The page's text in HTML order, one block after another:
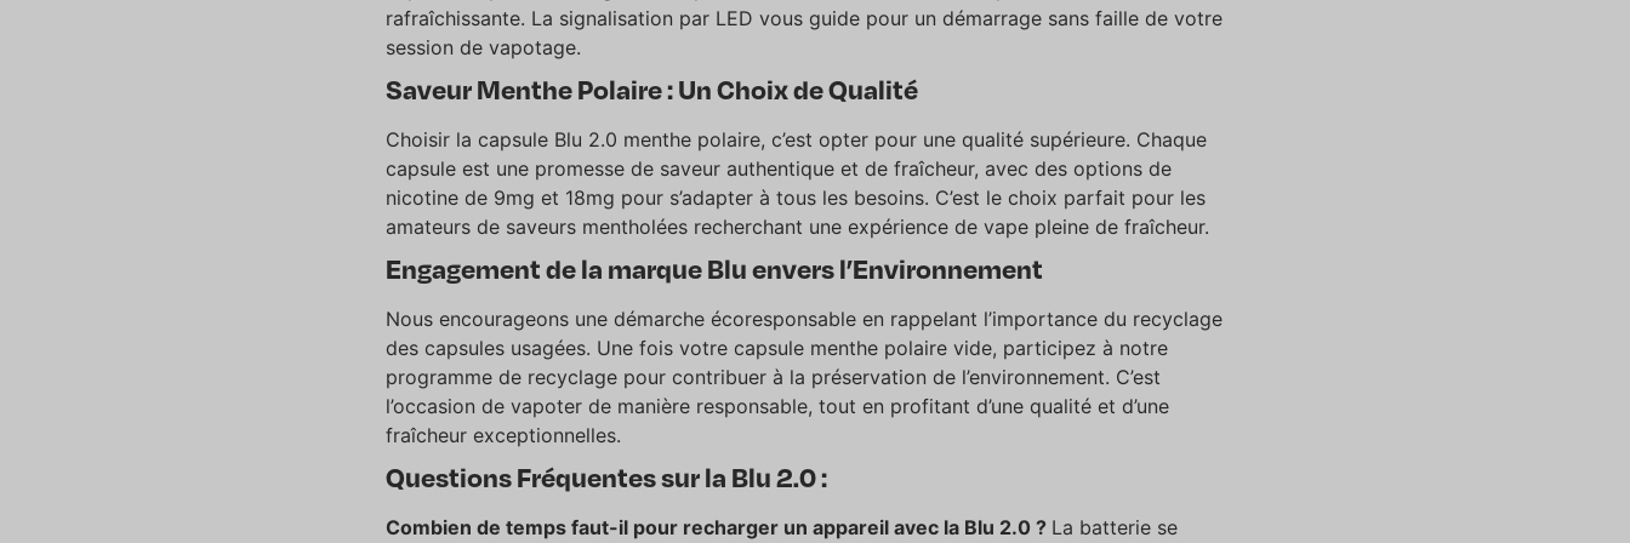
rafraîchissante. La signalisation par LED vous guide pour un démarrage sans faille de votre
session de vapotage.
Saveur Menthe Polaire : Un Choix de Qualité
Choisir la capsule Blu 2.0 menthe polaire, c’est opter pour une qualité supérieure. Chaque
capsule est une promesse de saveur authentique et de fraîcheur, avec des options de
nicotine de 9mg et 18mg pour s’adapter à tous les besoins. C’est le choix parfait pour les
amateurs de saveurs mentholées recherchant une expérience de vape pleine de fraîcheur.
Engagement de la marque Blu envers l’Environnement
Nous encourageons une démarche écoresponsable en rappelant l’importance du recyclage
des capsules usagées. Une fois votre capsule menthe polaire vide, participez à notre
programme de recyclage pour contribuer à la préservation de l’environnement. C’est
l’occasion de vapoter de manière responsable, tout en profitant d’une qualité et d’une
fraîcheur exceptionnelles.
Questions Fréquentes sur la Blu 2.0 :
Combien de temps faut-il pour recharger un appareil avec la Blu 2.0 ? La batterie se